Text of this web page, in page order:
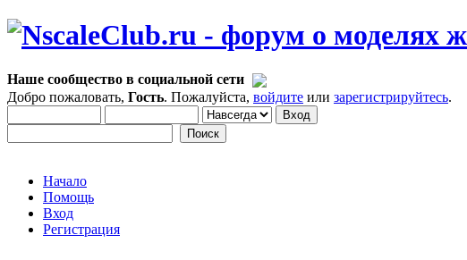
Наше сообщество в социальной сети
Добро пожаловать, Гость. Пожалуйста, войдите или зарегистрируйтесь.
Начало
Помощь
Вход
Регистрация